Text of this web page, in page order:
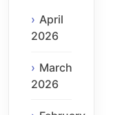
April
2026
March
2026